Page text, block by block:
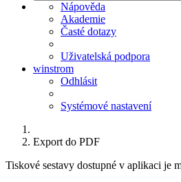
Nápověda
Akademie
Časté dotazy
Uživatelská podpora
winstrom
Odhlásit
Systémové nastavení
Export do PDF
Tiskové sestavy dostupné v aplikaci je